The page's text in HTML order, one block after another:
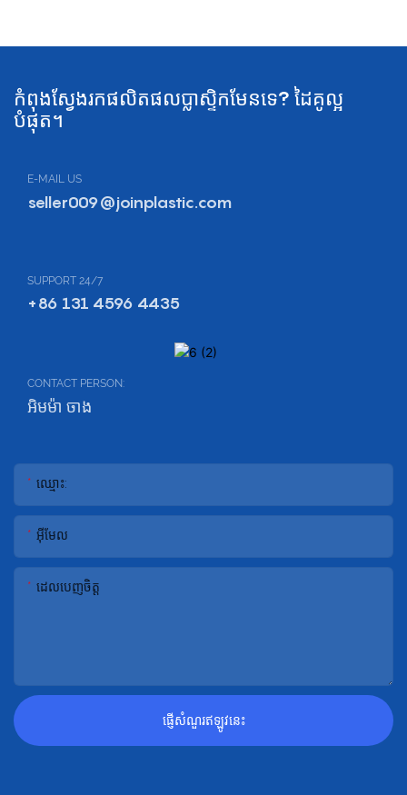
កំពុងស្វែងរកផលិតផលប្លាស្ទិកមែនទេ? ដៃគូល្អ
បំផុត។
E-MAIL US
seller009@joinplastic.com
SUPPORT 24/7
+86 131 4596 4435
CONTACT PERSON:
អិមម៉ា ចាង
ឈ្មោះ:
អ៊ីមែល
ដេលបេញចិត្ដ
ផ្ញើសំណួរឥឡូវនេះ